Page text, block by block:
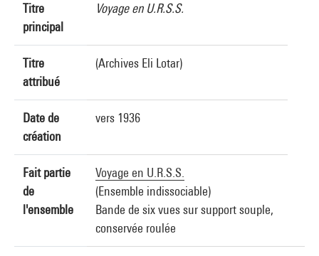
Titre
principal
Voyage en U.R.S.S.
Titre
attribué
(Archives Eli Lotar)
Date de
création
vers 1936
Fait partie
de
l'ensemble
Voyage en U.R.S.S.
(Ensemble indissociable)
Bande de six vues sur support souple,
conservée roulée